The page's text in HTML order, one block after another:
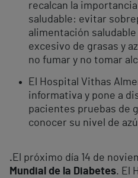
recalcan la
saludable: evitar
alimentación
excesivo de grasas y
no fumar y no tomar
El Hospital Vithas
informativa y pone a
pacientes pruebas de
conocer su nivel de
. El próximo día 14 de
Mundial de la Diabetes. El